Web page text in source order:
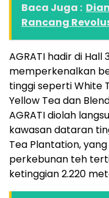
Baca Juga :
Rancang
AGRATI hadir di Hall
memperkenalkan
tinggi seperti White
Yellow Tea dan
AGRATI diolah
kawasan dataran
Tea Plantation,
perkebunan teh
ketinggian 2.220